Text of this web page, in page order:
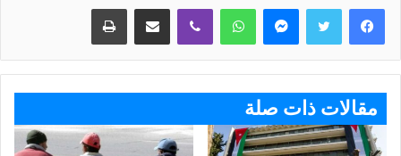
ماسنجر واتساب ڤايبر مشاركة عبر البريد طباعة
مقالات ذات صلة